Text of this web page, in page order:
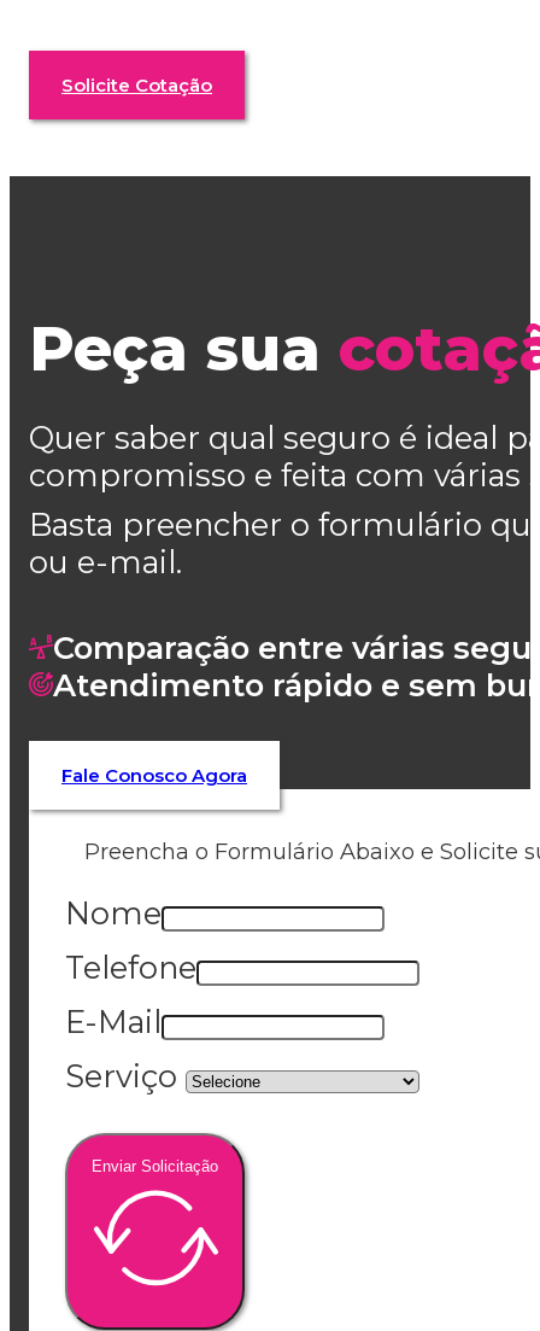
Solicite Cotação
Peça sua
Quer saber qual seguro é ideal
compromisso e feita com várias
Basta preencher o formulário
ou e-mail.
Comparação entre várias
Atendimento rápido e sem
Fale Conosco Agora
Preencha o Formulário Abaixo e Solicite
Nome
Telefone
E-Mail
Serviço
Enviar Solicitação